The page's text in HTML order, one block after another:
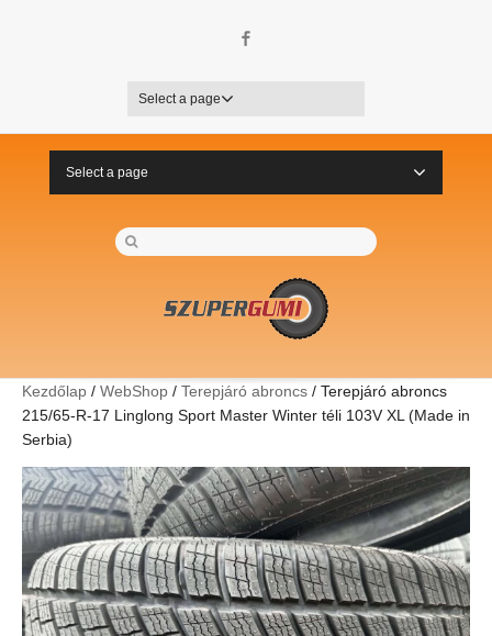
Select a page
Select a page
Kezdőlap / WebShop / Terepjáró abroncs / Terepjáró abroncs
215/65-R-17 Linglong Sport Master Winter téli 103V XL (Made in
Serbia)